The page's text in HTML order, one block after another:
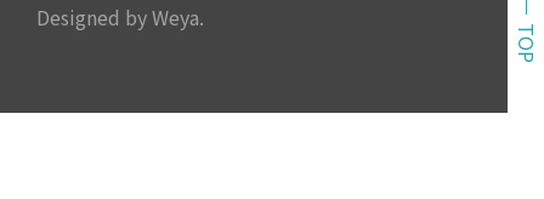
Designed by Weya.
TOP